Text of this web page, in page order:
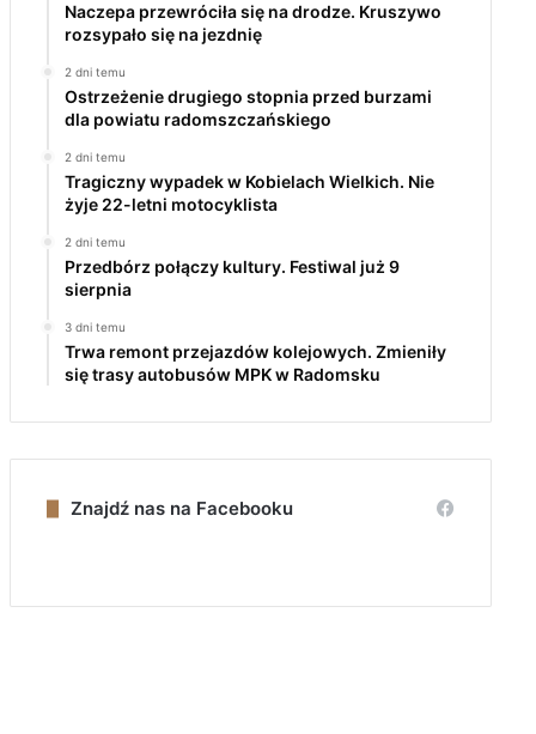
Naczepa przewróciła się na drodze. Kruszywo
rozsypało się na jezdnię
2 dni temu
Ostrzeżenie drugiego stopnia przed burzami
dla powiatu radomszczańskiego
2 dni temu
Tragiczny wypadek w Kobielach Wielkich. Nie
żyje 22-letni motocyklista
2 dni temu
Przedbórz połączy kultury. Festiwal już 9
sierpnia
3 dni temu
Trwa remont przejazdów kolejowych. Zmieniły
się trasy autobusów MPK w Radomsku
Znajdź nas na Facebooku